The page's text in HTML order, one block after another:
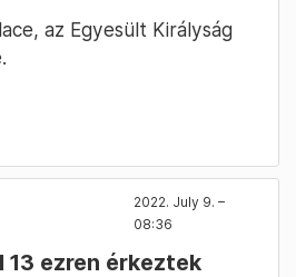
az Egyesült Királyság
2022. July 9. –
08:36
13 ezren érkeztek